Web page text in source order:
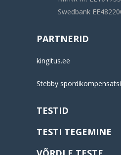
Swedbank
PARTNERID
kingitus.ee
Stebby
TESTID
TESTI TEGEMINE